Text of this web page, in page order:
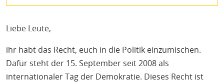
Liebe Leute,
ihr habt das Recht, euch in die Politik einzumischen.
Dafür steht der 15. September seit 2008 als
internationaler Tag der Demokratie. Dieses Recht ist